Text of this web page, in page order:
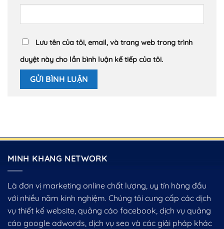
Lưu tên của tôi, email, và trang web trong trình
duyệt này cho lần bình luận kế tiếp của tôi.
MINH KHANG NETWORK
Là đơn vị marketing online chất lượng, uy tín hàng đầu
với nhiều năm kinh nghiệm. Chúng tôi cung cấp các dịch
vụ thiết kế website, quảng cáo facebook, dịch vụ quảng
cáo google adwords, dịch vụ seo và các giải pháp khác